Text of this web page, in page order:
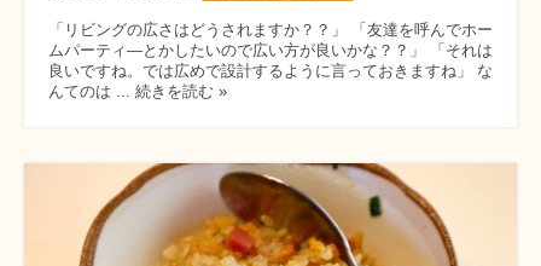
「リビングの広さはどうされますか？？」 「友達を呼んでホー
ムパーティ―とかしたいので広い方が良いかな？？」 「それは
良いですね。では広めで設計するように言っておきますね」 な
んてのは ... 続きを読む »